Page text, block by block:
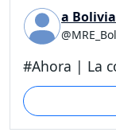
a Bolivia
#Ahora | La